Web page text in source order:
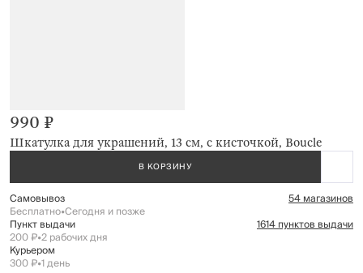
Шкатулка для украшений, 13 см, с кисточкой, Boucle
990 ₽
В КОРЗИНУ
Самовывоз 54 магазинов
Бесплатно•Сегодня и позже
Пункт выдачи 1614 пунктов выдачи
200 ₽•2 рабочих дня
Курьером
300 ₽•1 день